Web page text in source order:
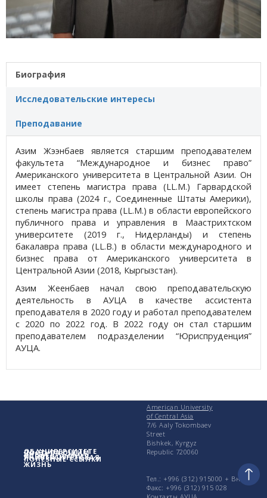
Биография
Исследовательские интересы
Преподавание
Азим Жээнбаев является старшим преподавателем
факультета “Международное и бизнес право”
Американского университета в Центральной Азии. Он
имеет степень магистра права (LL.M.) Гарвардской
школы права (2024 г., Соединенные Штаты Америки),
степень магистра права (LL.M.) в области европейского
публичного права и управления в Маастрихтском
университете (2019 г., Нидерланды) и степень
бакалавра права (LL.B.) в области международного и
бизнес права от Американского университета в
Центральной Азии (2018, Кыргызстан).
Азим Жеенбаев начал свою преподавательскую
деятельность в АУЦА в качестве ассистента
преподавателя в 2020 году и работал преподавателем
с 2020 по 2022 год. В 2022 году он стал старшим
преподавателем подразделении “Юриспруденция”
АУЦА.
ОБ УНИВЕРСИТЕТЕ
ПОСТУПАЮЩИМ
УЧЕБА
ИССЛЕДОВАНИЯ
УНИВЕРСИТЕТСКАЯ
ЖИЗНЬ
ПОЛЕЗНЫЕ ССЫЛКИ
American University
of Central Asia
7/6 Aaly Tokombaev
Street
Bishkek, Kyrgyz
Republic 720060
Тел.: +996 (312) 915000 + Вн.
Факс: +996 (312) 915 028